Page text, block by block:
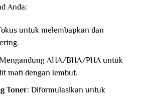
Anda:
untuk melembapkan dan
Mengandung AHA/BHA/PHA untuk
mati dengan lembut.
Toner: Diformulasikan untuk